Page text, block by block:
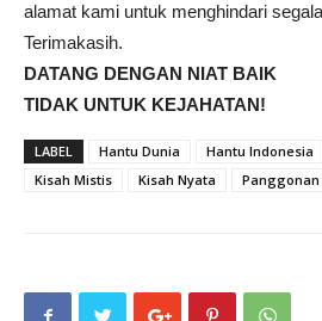
alamat kami untuk menghindari
Terimakasih.
DATANG DENGAN NIAT BAIK
TIDAK UNTUK KEJAHATAN!
LABEL Hantu Dunia Hantu Indonesia
Kisah Mistis
Kisah Nyata